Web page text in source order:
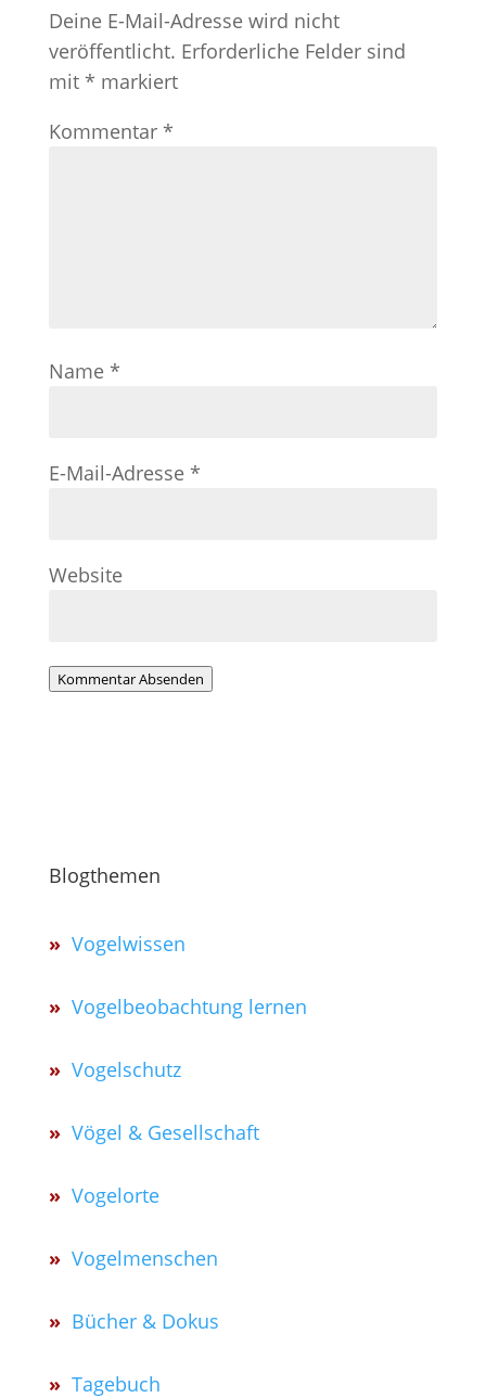
Deine E-Mail-Adresse wird nicht
veröffentlicht. Erforderliche Felder sind
mit * markiert
Kommentar *
Name *
E-Mail-Adresse *
Website
Kommentar Absenden
Blogthemen
» Vogelwissen
» Vogelbeobachtung lernen
» Vogelschutz
» Vögel & Gesellschaft
» Vogelorte
» Vogelmenschen
» Bücher & Dokus
» Tagebuch